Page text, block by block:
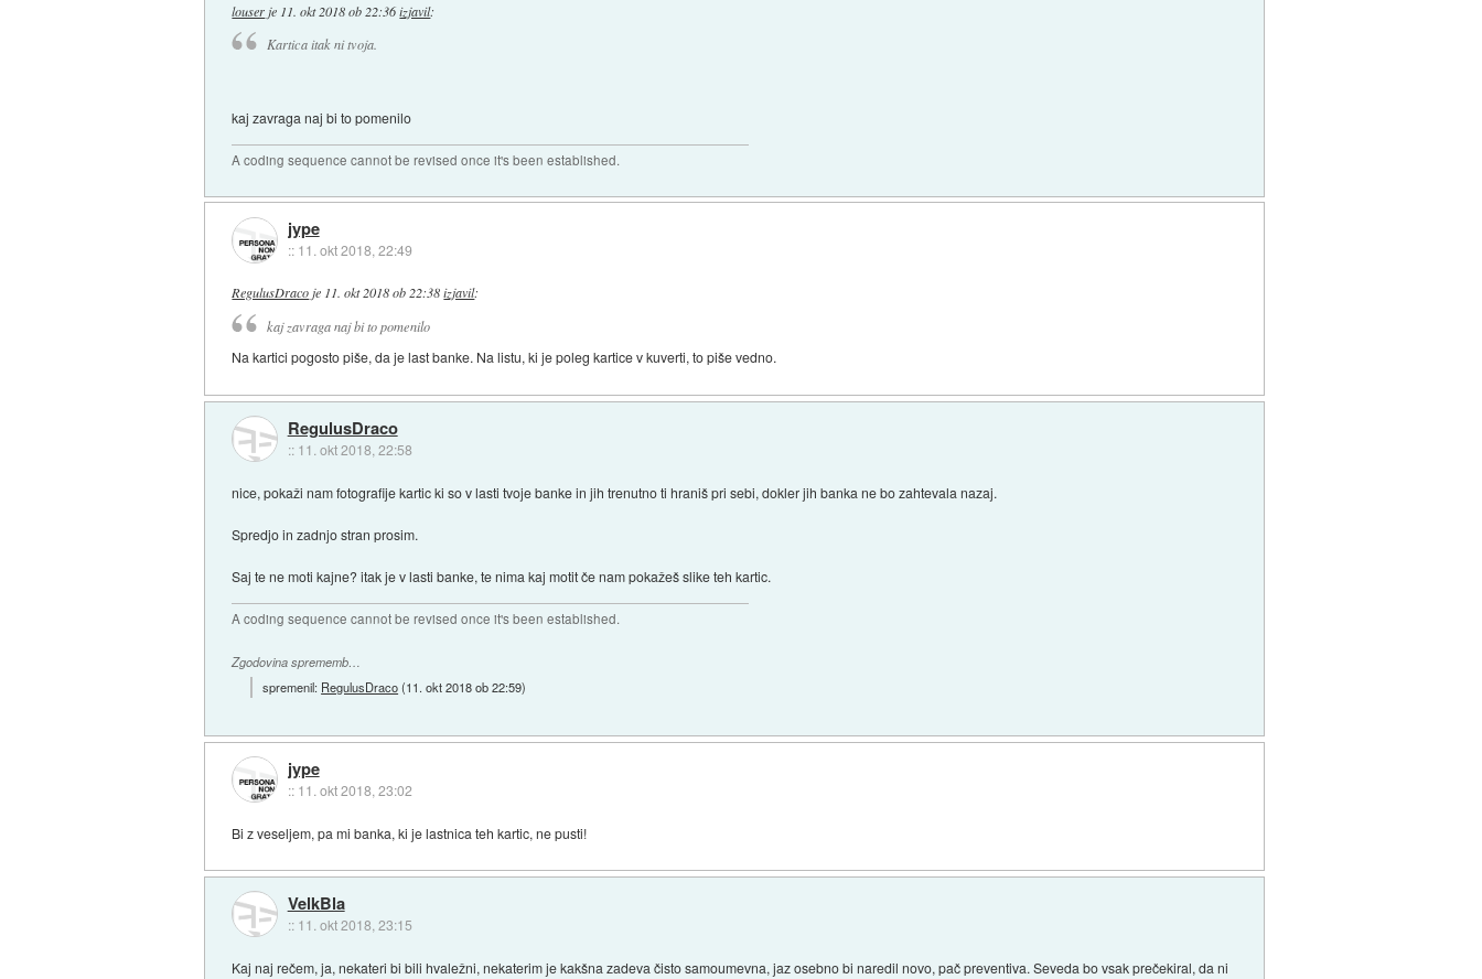
louser je 11. okt 2018 ob 22:36 izjavil:
Kartica itak ni tvoja.
kaj zavraga naj bi to pomenilo
A coding sequence cannot be revised once it's been established.
jype
:: 11. okt 2018, 22:49
RegulusDraco je 11. okt 2018 ob 22:38 izjavil:
kaj zavraga naj bi to pomenilo
Na kartici pogosto piše, da je last banke. Na listu, ki je poleg kartice v kuverti, to piše vedno.
RegulusDraco
:: 11. okt 2018, 22:58
nice, pokaži nam fotografije kartic ki so v lasti tvoje banke in jih trenutno ti hraniš pri sebi, dokler jih banka ne bo zahtevala nazaj.
Spredjo in zadnjo stran prosim.
Saj te ne moti kajne? itak je v lasti banke, te nima kaj motit če nam pokažeš slike teh kartic.
A coding sequence cannot be revised once it's been established.
Zgodovina sprememb…
spremenil: RegulusDraco(11. okt 2018 ob 22:59)
jype
:: 11. okt 2018, 23:02
Bi z veseljem, pa mi banka, ki je lastnica teh kartic, ne pusti!
VelkBla
:: 11. okt 2018, 23:15
Kaj naj rečem, ja, nekateri bi bili hvaležni, nekaterim je kakšna zadeva čisto samoumevna, jaz osebno bi naredil novo, pač preventiva. Seveda bo vsak prečekiral, da ni